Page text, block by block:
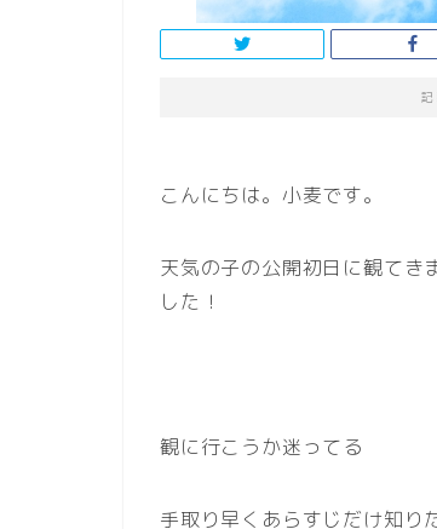
こんにちは。小麦です。
天気の子の公開初日に観てき
した！
観に行こうか迷ってる
手取り早くあらすじだけ知り